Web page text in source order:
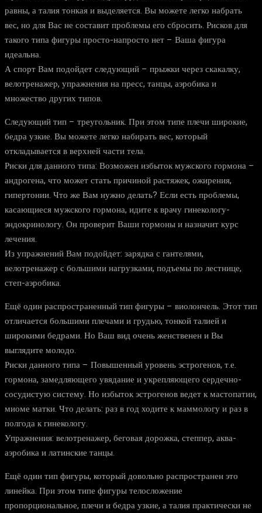
равны, а талия тонкая и выделяется. Вы можете легко набрать
вес, но для Вас не составит проблемы его сбросить. Рисков для
такого типа фигуры просто-напросто нет – Ваша фигура
идеальна.
А спорт Вам подойдет следующий – прыжки через скакалку,
велотренажер, упражнения на пресс, танцы, аэробика и
множество других типов.
Следующий тип – треугольник. При этом типе плечи широкие,
бедра узкие. Вы можете легко набирать вес, который
откладывается в верхней части тела.
Риски для данного типа: Возможен избыток мужского гормона –
андрогена, что может стать причиной растяжек, ожирения,
гипертонии. Что же Вам нужно делать? Если есть проблемы,
касающиеся мужского гормона, идите к врачу гинекологу-
эндокринологу. Он проверит Ваши гормоны и назначит курс
лечения.
Из упражнений Вам подойдет: зарядка с гантелями,
велотренажер с большими нагрузками, подъемы по лестнице,
степ-аэробика.
Ещё один распространенный тип фигуры – виолончель. Этот тип
отличается большими плечами и грудью, тонкой талией и
широкими бедрами. Но Ваш вид очень женственен и Вы
выглядите молодо.
Риски данного типа – Повышенный уровень эстрогенов, т.е.
гормона, замедляющего увядание и укрепляющего сердечно-
сосудистую систему. Но избыток эстрогенов ведет к мастопатии,
миоме матки. Что делать: раз в год ходите к маммологу и раз в
полгода к гинекологу.
Упражнения: велотренажер, беговая дорожка, степпер, аква-
аэробика и латинские танцы.
Ещё один тип фигуры, который довольно распространен это
линейка. При этом типе фигуры телосложение
пропорциональное, плечи и бедра узкие, а талия практически не